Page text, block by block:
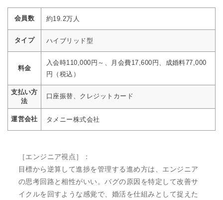
会員数 約19.2万人
タイプ ハイブリッド型
料金
入会時110,000円～、月会費17,600円、成婚料77,000
円（税込）
支払い方
法
口座振替、クレジットカード
運営会社 タメニー株式会社
［エンジニア視点］：
目標から逆算して進捗を管理する進め方は、エンジニア
の思考回路と相性がいい。バグの原因を特定して改善サ
イクルを回すような感覚で、婚活を仕組みとして捉えた